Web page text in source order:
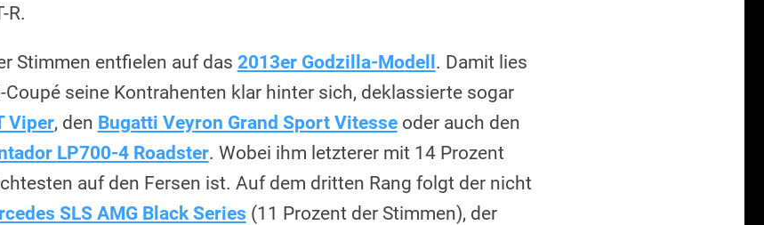
R.
Stimmen entfielen auf das 2013er Godzilla-Modell . Damit lies
Coupé seine Kontrahenten klar hinter sich, deklassierte sogar
Viper, den Bugatti Veyron Grand Sport Vitesseoder auch den
LP700-4 Roadster. Wobei ihm letzterer mit 14 Prozent
auf den Fersen ist. Auf dem dritten Rang folgt der nicht
SLS AMG Black Series (11 Prozent der Stimmen), der